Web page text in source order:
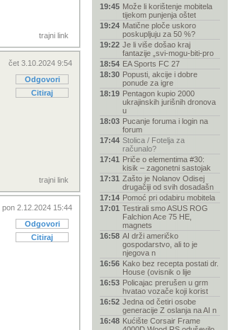
trajni link
čet 3.10.2024 9:54
Odgovori
Citiraj
trajni link
pon 2.12.2024 15:44
Odgovori
Citiraj
19:45 Može li korištenje mobitela
tijekom punjenja oštet
19:24 Matične ploče uskoro
poskupljuju za 50 %?
19:22 Je li više došao kraj
fantazije „svi-mogu-biti-pro
18:54 EA Sports FC 27
18:30 Popusti, akcije i dobre
ponude za igre
18:19 Pentagon kupio 2000
ukrajinskih jurišnih dronova
u
18:03 Pucanje foruma i login na
forum
17:44 Stolica / Fotelja za
računalo?
17:41 Priče o elementima #30:
kisik – zagonetni sastojak
17:31 Zašto je Nolanov Odisej
drugačiji od svih dosadašn
17:14 Pomoć pri odabiru mobitela
17:01 Testirali smo ASUS ROG
Falchion Ace 75 HE,
magnets
16:58 AI drži američko
gospodarstvo, ali to je
njegova n
16:56 Kako bez recepta postati dr.
House (ovisnik o lije
16:53 Policajac prerušen u grm
hvatao vozače koji korist
16:52 Jedna od četiri osobe
generacije Z oslanja na AI n
16:48 Kućište Corsair Frame